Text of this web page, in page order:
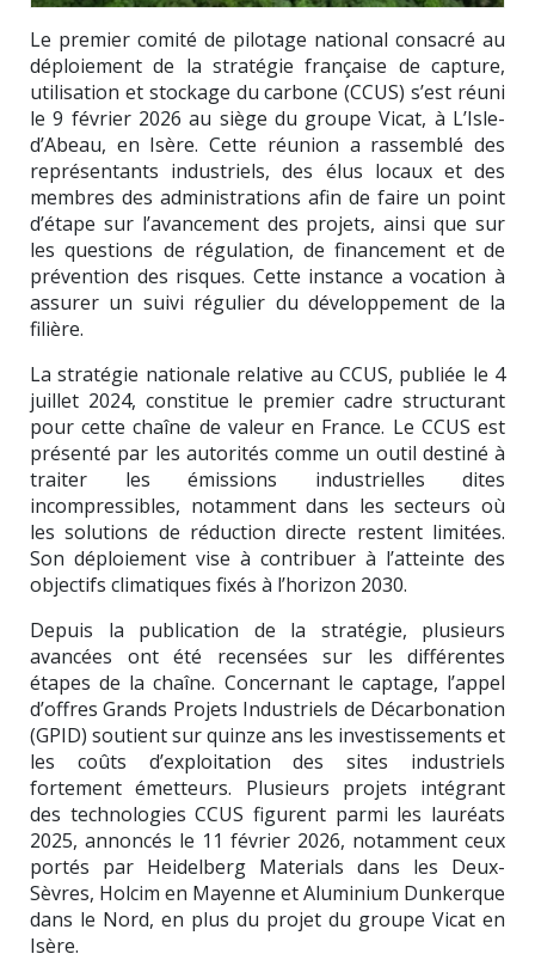
Le premier comité de pilotage national consacré au
déploiement de la stratégie française de capture,
utilisation et stockage du carbone (CCUS) s’est réuni
le 9 février 2026 au siège du groupeVicat, à L’Isle-
d’Abeau, en Isère. Cette réunion a rassemblé des
représentants industriels, des élus locaux et des
membres des administrations afin de faire un point
d’étape sur l’avancement des projets, ainsi que sur
les questions de régulation, de financement et de
prévention des risques. Cette instance a vocation à
assurer un suivi régulier du développement de la
filière.
La stratégie nationale relative au CCUS, publiée le 4
juillet 2024, constitue le premier cadre structurant
pour cette chaîne de valeur en France. Le CCUS est
présenté par les autorités comme un outil destiné à
traiter les émissions industrielles dites
incompressibles, notamment dans les secteurs où
les solutions de réduction directe restent limitées.
Son déploiement vise à contribuer à l’atteinte des
objectifs climatiques fixés à l’horizon 2030.
Depuis la publication de la stratégie, plusieurs
avancées ont été recensées sur les différentes
étapes de la chaîne. Concernant le captage, l’appel
d’offres Grands Projets Industriels de Décarbonation
(GPID) soutient sur quinze ans les investissements et
les coûts d’exploitation des sites industriels
fortement émetteurs. Plusieurs projets intégrant
des technologies CCUS figurent parmi les lauréats
2025, annoncés le 11 février 2026, notamment ceux
portés par Heidelberg Materials dans les Deux-
Sèvres, Holcim en Mayenne etAluminium Dunkerque
dans le Nord, en plus du projet du groupe Vicat en
Isère.